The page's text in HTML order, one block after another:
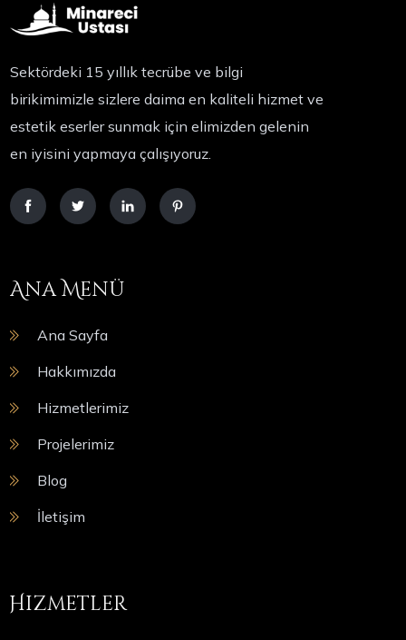
Sektördeki 15 yıllık tecrübe ve bilgi
birikimimizle sizlere daima en kaliteli hizmet ve
estetik eserler sunmak için elimizden gelenin
en iyisini yapmaya çalışıyoruz.
Ana Menü
Ana Sayfa
Hakkımızda
Hizmetlerimiz
Projelerimiz
Blog
İletişim
Hizmetler